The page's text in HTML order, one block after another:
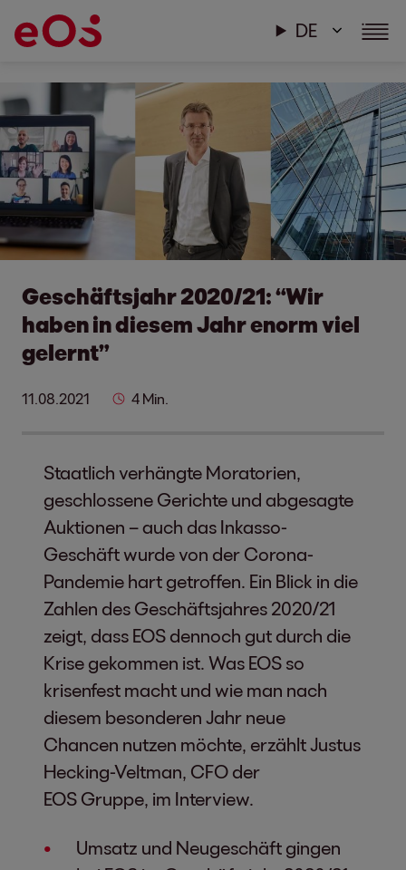
DE
Geschäftsjahr 2020/21: “Wir
haben in diesem Jahr enorm viel
gelernt”
11.08.2021 4 Min.
Staatlich verhängte Moratorien,
geschlossene Gerichte und abgesagte
Auktionen – auch das Inkasso-
Geschäft wurde von der Corona-
Pandemie hart getroffen. Ein Blick in die
Zahlen des Geschäftsjahres 2020/21
zeigt, dass EOS dennoch gut durch die
Krise gekommen ist. Was EOS so
krisenfest macht und wie man nach
diesem besonderen Jahr neue
Chancen nutzen möchte, erzählt Justus
Hecking-Veltman, CFO der
EOS Gruppe, im Interview.
Umsatz und Neugeschäft gingen